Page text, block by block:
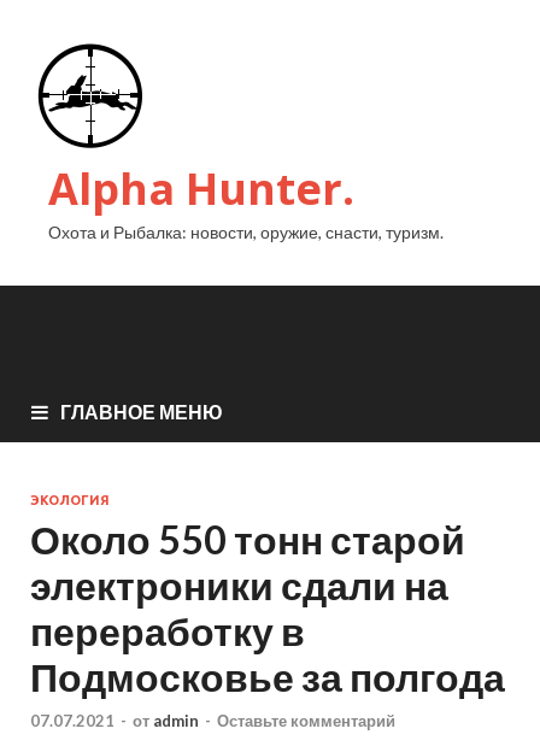
Alpha Hunter.
Охота и Рыбалка: новости, оружие, снасти, туризм.
ГЛАВНОЕ МЕНЮ
ЭКОЛОГИЯ
Около 550 тонн старой
электроники сдали на
переработку в
Подмосковье за полгода
07.07.2021 - от admin - Оставьте комментарий